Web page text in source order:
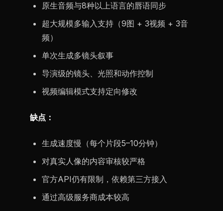
原生音频与8种以上语言的唇语同步
超大规模多输入支持（9图 + 3视频 + 3音
频）
单次生成多镜头叙事
导演级的镜头、光照和动作控制
视频编辑模式支持定向修改
缺点：
生成速度慢（每个片段5–10分钟）
对真实人像的内容审核较严格
官方API仍有限制，依赖第三方接入
通过高级服务商成本较高